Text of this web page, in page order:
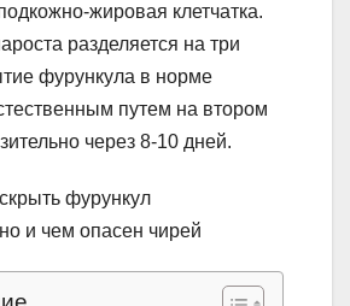
жировая клетчатка.
разделяется на три
фурункула в норме
путем на втором
через 8-10 дней.